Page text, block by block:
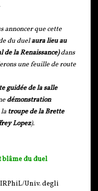
annoncer que cette
du duelaura lieu au
de la Renaissance)dans
une feuille de route
guidée de la salle
démonstration
troupe de la Brette
Lopez).
blâme du duel
Univ. degli